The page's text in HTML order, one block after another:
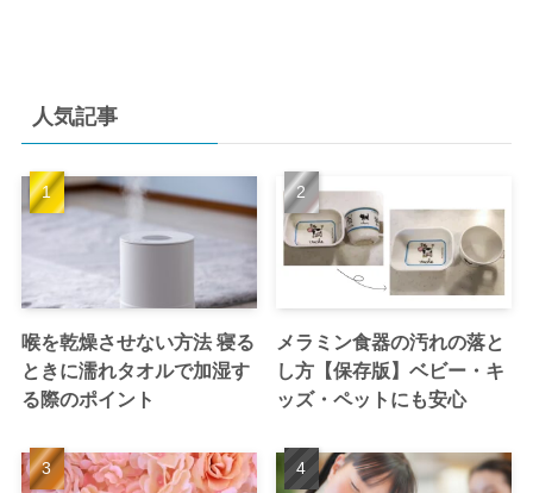
人気記事
喉を乾燥させない方法 寝る
ときに濡れタオルで加湿す
る際のポイント
メラミン食器の汚れの落と
し方【保存版】ベビー・キ
ッズ・ペットにも安心